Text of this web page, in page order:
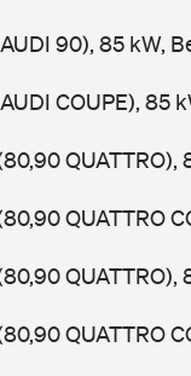
90), 85 kW,
COUPE), 85
QUATTRO),
QUATTRO
QUATTRO),
QUATTRO